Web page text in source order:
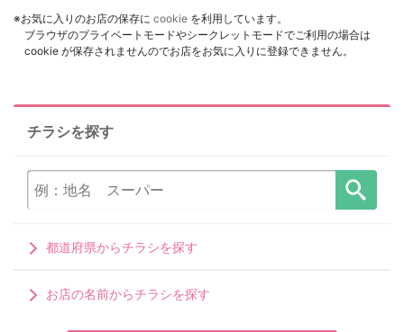
※お気に入りのお店の保存に cookie を利用しています。
ブラウザのプライベートモードやシークレットモードでご利用の場合は
cookie が保存されませんのでお店をお気に入りに登録できません。
チラシを探す
都道府県からチラシを探す
お店の名前からチラシを探す